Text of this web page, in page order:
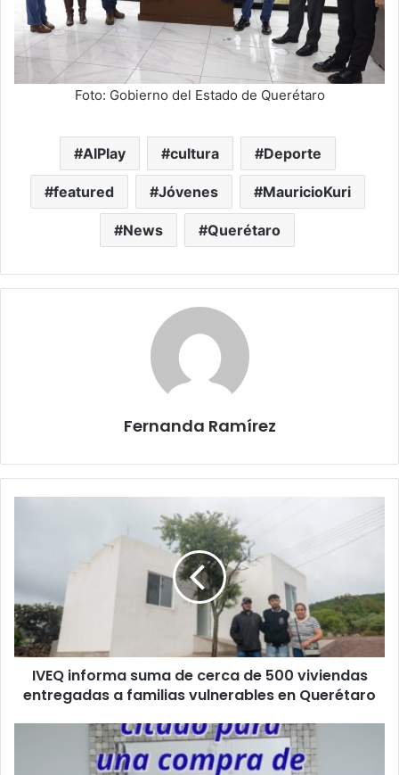
Foto: Gobierno del Estado de Querétaro
AIPlay cultura Deporte
featured Jóvenes MauricioKuri
News Querétaro
Fernanda Ramírez
de
500
viviendas
entregadas
familias
IVEQ informa suma de cerca de 500 viviendas
entregadas a familias vulnerables en Querétaro